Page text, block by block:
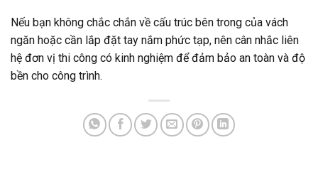
Nếu bạn không chắc chắn về cấu trúc bên trong của vách
ngăn hoặc cần lắp đặt tay nắm phức tạp, nên cân nhắc liên
hệ đơn vị thi công có kinh nghiệm để đảm bảo an toàn và độ
bền cho công trình.